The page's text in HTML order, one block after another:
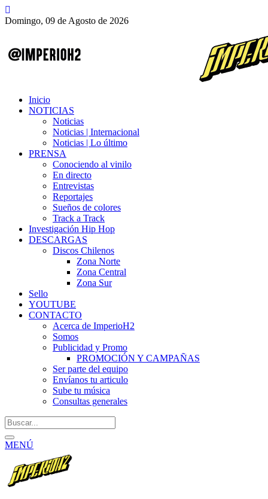
Domingo, 09 de Agosto de 2026
Inicio
NOTICIAS
Noticias
Noticias | Internacional
Noticias | Lo último
PRENSA
Conociendo al vinilo
En directo
Entrevistas
Reportajes
Sueños de colores
Track a Track
Investigación Hip Hop
DESCARGAS
Discos Chilenos
Zona Norte
Zona Central
Zona Sur
Sello
YOUTUBE
CONTACTO
Acerca de ImperioH2
Somos
Publicidad y Promo
PROMOCIÓN Y CAMPAÑAS
Ser parte del equipo
Envíanos tu articulo
Sube tu música
Consultas generales
MENÚ